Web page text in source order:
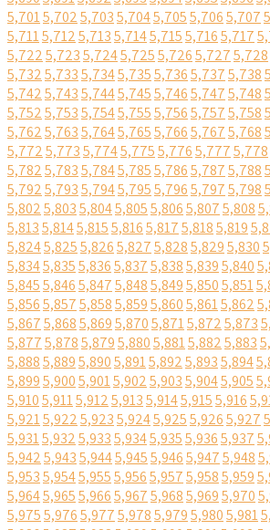
5,7015,7025,7035,7045,7055,7065,707
5,7115,7125,7135,7145,7155,7165,717
5,7225,7235,7245,7255,7265,7275,728
5,7325,7335,7345,7355,7365,7375,738
5,7425,7435,7445,7455,7465,7475,748
5,7525,7535,7545,7555,7565,7575,758
5,7625,7635,7645,7655,7665,7675,768
5,7725,7735,7745,7755,7765,7775,778
5,7825,7835,7845,7855,7865,7875,788
5,7925,7935,7945,7955,7965,7975,798
5,8025,8035,8045,8055,8065,8075,808
5,8135,8145,8155,8165,8175,8185,819
5,8245,8255,8265,8275,8285,8295,830
5,8345,8355,8365,8375,8385,8395,840
5,8455,8465,8475,8485,8495,8505,851
5,8565,8575,8585,8595,8605,8615,862
5,8675,8685,8695,8705,8715,8725,873
5,8775,8785,8795,8805,8815,8825,883
5,8885,8895,8905,8915,8925,8935,894
5,8995,9005,9015,9025,9035,9045,905
5,9105,9115,9125,9135,9145,9155,916
5,9215,9225,9235,9245,9255,9265,927
5,9315,9325,9335,9345,9355,9365,937
5,9425,9435,9445,9455,9465,9475,948
5,9535,9545,9555,9565,9575,9585,959
5,9645,9655,9665,9675,9685,9695,970
5,9755,9765,9775,9785,9795,9805,981